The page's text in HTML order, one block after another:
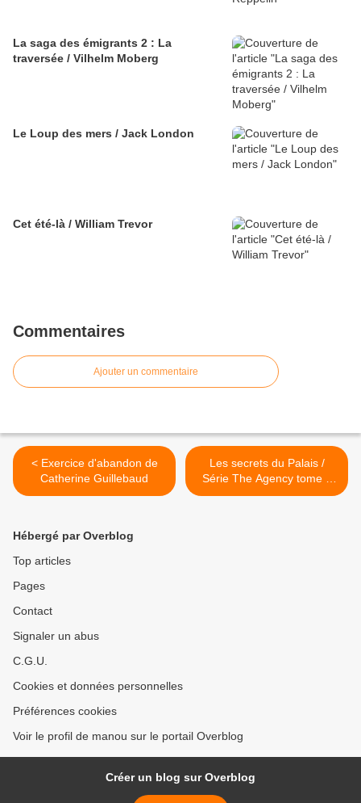
La saga des émigrants 2 : La
traversée / Vilhelm Moberg
Le Loup des mers / Jack London
Cet été-là / William Trevor
Commentaires
Ajouter un commentaire
< Exercice d'abandon de
Catherine Guillebaud
Les secrets du Palais /
Série The Agency tome 3
de Y.S.Lee >
Hébergé par Overblog
Top articles
Pages
Contact
Signaler un abus
C.G.U.
Cookies et données personnelles
Préférences cookies
Voir le profil de manou sur le portail Overblog
Créer un blog sur Overblog